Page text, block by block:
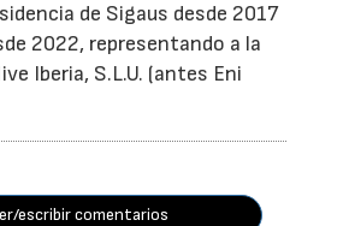
de Sigaus desde 2017
2022, representando a la
Iberia, S.L.U. (antes Eni
escribir comentarios